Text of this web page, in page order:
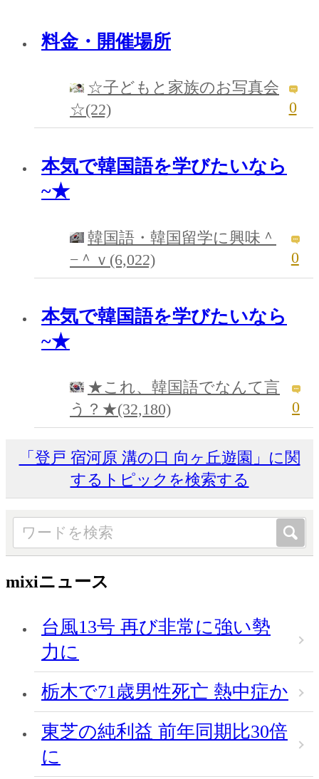
料金・開催場所
☆子どもと家族のお写真会
☆(22)
0
本気で韓国語を学びたいなら
~★
韓国語・韓国留学に興味＾
−＾ｖ(6,022)
0
本気で韓国語を学びたいなら
~★
★これ、韓国語でなんて言
う？★(32,180)
0
「登戸 宿河原 溝の口 向ヶ丘遊園」に関
するトピックを検索する
mixiニュース
台風13号 再び非常に強い勢
力に
栃木で71歳男性死亡 熱中症か
東芝の純利益 前年同期比30倍
に